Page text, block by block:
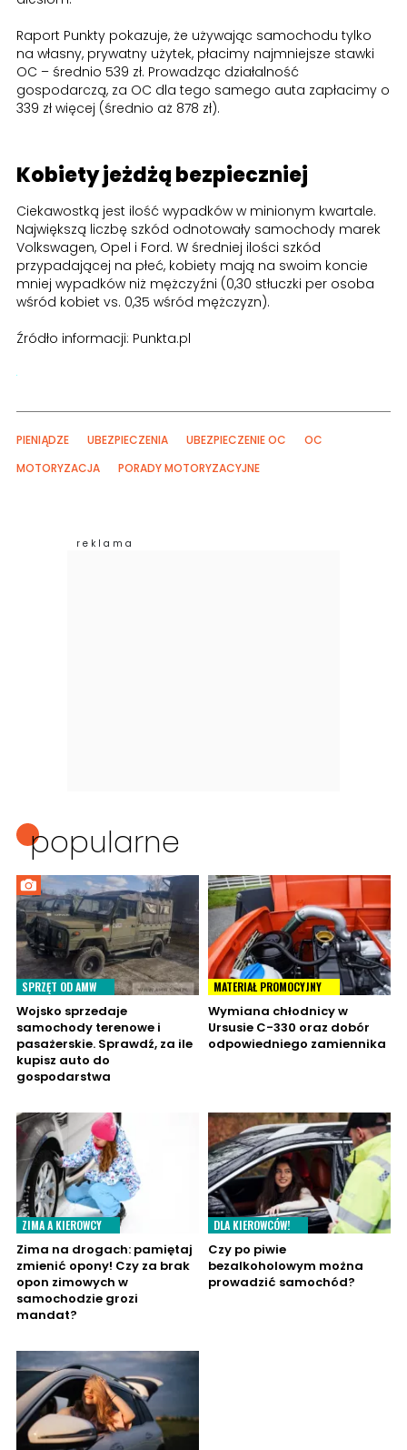
Raport Punkty pokazuje, że używając samochodu tylko
na własny, prywatny użytek, płacimy najmniejsze stawki
OC – średnio 539 zł. Prowadząc działalność
gospodarczą, za OC dla tego samego auta zapłacimy o
339 zł więcej (średnio aż 878 zł).
Kobiety jeżdżą bezpieczniej
Ciekawostką jest ilość wypadków w minionym kwartale.
Największą liczbę szkód odnotowały samochody marek
Volkswagen, Opel i Ford. W średniej ilości szkód
przypadającej na płeć, kobiety mają na swoim koncie
mniej wypadków niż mężczyźni (0,30 stłuczki per osoba
wśród kobiet vs. 0,35 wśród mężczyzn).
Źródło informacji: Punkta.pl
PIENIĄDZE UBEZPIECZENIA UBEZPIECZENIE OC
OC
MOTORYZACJA
PORADY MOTORYZACYJNE
popularne
SPRZĘT OD AMW
Wojsko sprzedaje
samochody terenowe i
pasażerskie. Sprawdź, za ile
kupisz auto do
gospodarstwa
MATERIAŁ PROMOCYJNY
Wymiana chłodnicy w
Ursusie C-330 oraz dobór
odpowiedniego zamiennika
ZIMA A KIEROWCY
Zima na drogach: pamiętaj
zmienić opony! Czy za brak
opon zimowych w
samochodzie grozi
mandat?
DLA KIEROWCÓW!
Czy po piwie
bezalkoholowym można
prowadzić samochód?